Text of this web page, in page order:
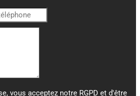
vous acceptez notre RGPD et d'être